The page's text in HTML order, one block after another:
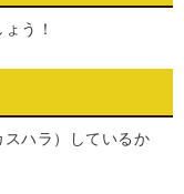
う！
ハラ）しているか